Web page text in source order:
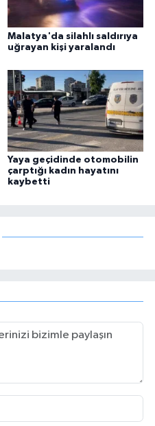
Malatya'da silahlı saldırıya
uğrayan kişi yaralandı
Yaya geçidinde otomobilin
çarptığı kadın hayatını
kaybetti